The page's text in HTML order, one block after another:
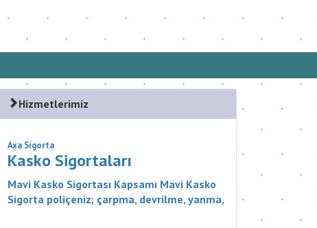
Hizmetlerimiz
Axa Sigorta
Kasko Sigortaları
Mavi Kasko Sigortası Kapsamı Mavi Kasko
Sigorta poliçeniz; çarpma, devrilme, yanma,